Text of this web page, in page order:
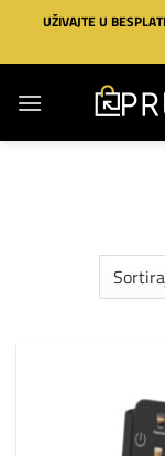
Preskoči
sadržaj
UŽIVAJTE U